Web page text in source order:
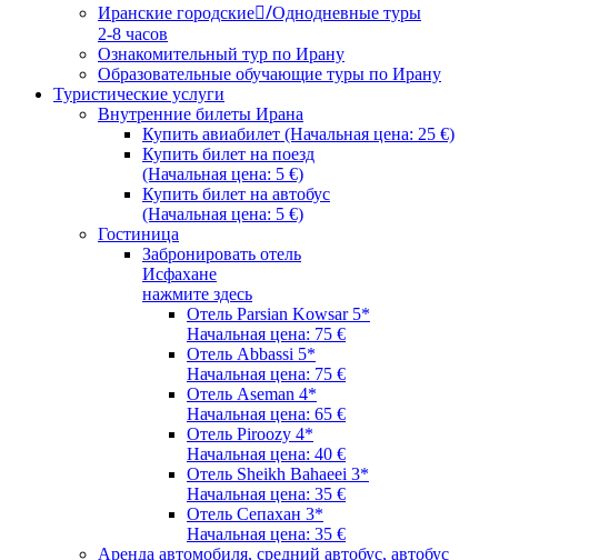
Иранские городские/ِОднодневные туры
2-8 часов
Ознакомительный тур по Ирану
Образовательные обучающие туры по Ирану
Туристические услуги
Внутренние билеты Ирана
Купить авиабилет (Начальная цена: 25 €)
Купить билет на поезд
(Начальная цена: 5 €)
Купить билет на автобус
(Начальная цена: 5 €)
Гостиница
Забронировать отель
Исфахане
нажмите здесь
Отель Parsian Kowsar 5*
Начальная цена: 75 €
Отель Abbassi 5*
Начальная цена: 75 €
Отель Aseman 4*
Начальная цена: 65 €
Отель Piroozy 4*
Начальная цена: 40 €
Отель Sheikh Bahaeei 3*
Начальная цена: 35 €
Отель Сепахан 3*
Начальная цена: 35 €
Аренда автомобиля, средний автобус, автобус